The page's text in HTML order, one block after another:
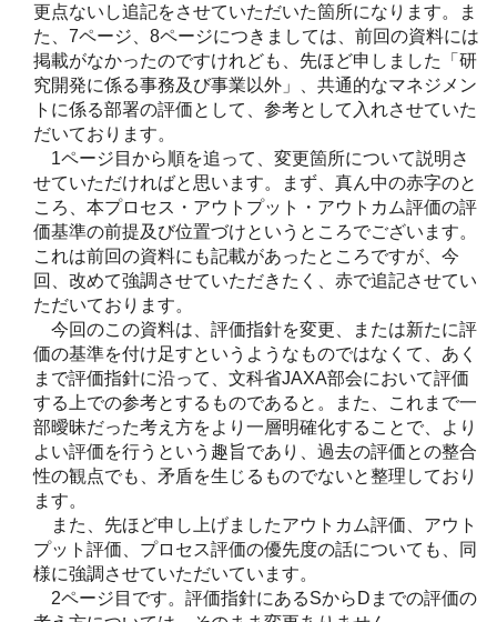
更点ないし追記をさせていただいた箇所になります。ま
た、7ページ、8ページにつきましては、前回の資料には
掲載がなかったのですけれども、先ほど申しました「研
究開発に係る事務及び事業以外」、共通的なマネジメン
トに係る部署の評価として、参考として入れさせていた
だいております。
1ページ目から順を追って、変更箇所について説明さ
せていただければと思います。まず、真ん中の赤字のと
ころ、本プロセス・アウトプット・アウトカム評価の評
価基準の前提及び位置づけというところでございます。
これは前回の資料にも記載があったところですが、今
回、改めて強調させていただきたく、赤で追記させてい
ただいております。
今回のこの資料は、評価指針を変更、または新たに評
価の基準を付け足すというようなものではなくて、あく
まで評価指針に沿って、文科省JAXA部会において評価
する上での参考とするものであると。また、これまで一
部曖昧だった考え方をより一層明確化することで、より
よい評価を行うという趣旨であり、過去の評価との整合
性の観点でも、矛盾を生じるものでないと整理しており
ます。
また、先ほど申し上げましたアウトカム評価、アウト
プット評価、プロセス評価の優先度の話についても、同
様に強調させていただいています。
2ページ目です。評価指針にあるSからDまでの評価の